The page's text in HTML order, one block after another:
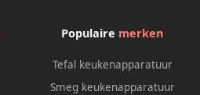
Populaire merken
Tefal keukenapparatuur
Smeg keukenapparatuur